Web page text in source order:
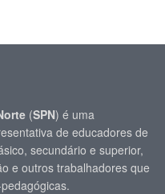
(SPN) é uma
de educadores de
secundário e superior,
e outros trabalhadores que